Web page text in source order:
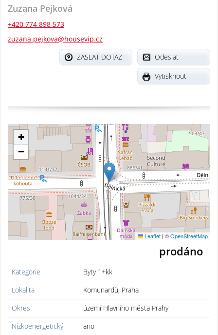
Zuzana Pejková
+420 774 898 573
zuzana.pejkova@housevip.cz
Odeslat
ZASLAT DOTAZ
Vytisknout
+
−
Leaflet | ©OpenStreetMap
prodáno
Kategorie
Byty 1+kk
Lokalita
Komunardů, Praha
Okres
území Hlavního města Prahy
Nízkoenergetický
ano